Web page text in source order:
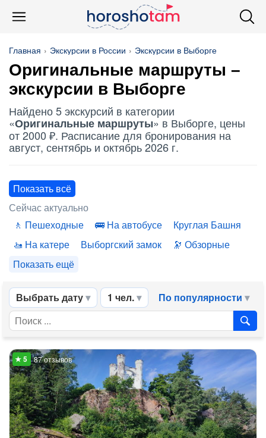
Главная Экскурсии в России Экскурсии в Выборге
Оригинальные маршруты –
экскурсии в Выборге
Найдено 5 экскурсий в категории
«Оригинальные маршруты» в Выборге, цены
от 2000 ₽. Расписание для бронирования на
август, сентябрь и октябрь 2026 г.
Показать всё
Сейчас актуально
Пешеходные
На автобусе
Круглая Башня
На катере
Выборгский замок
Обзорные
Показать ещё
Выбрать дату 1 чел. По популярности
87 отзывов